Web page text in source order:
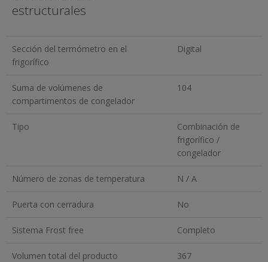
estructurales
Sección del termómetro en el
frigorífico
Digital
Suma de volúmenes de
compartimentos de congelador
104
Tipo
Combinación de
frigorífico /
congelador
Número de zonas de temperatura N / A
Puerta con cerradura No
Sistema Frost free Completo
Volumen total del producto 367